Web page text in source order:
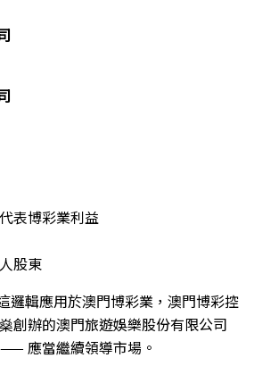
表博彩業利益
股東
邏輯應用於澳門博彩業，澳門博彩控
創辦的澳門旅遊娛樂股份有限公司
應當繼續領導市場。